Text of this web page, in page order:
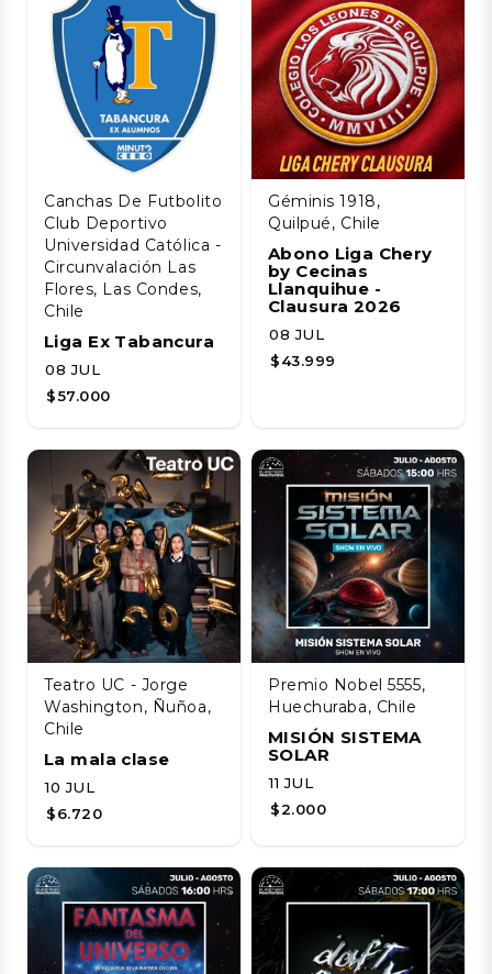
Canchas De Futbolito
Club Deportivo
Universidad Católica -
Circunvalación Las
Flores, Las Condes,
Chile
Liga Ex Tabancura
08 JUL
$57.000
Géminis 1918,
Quilpué, Chile
Abono Liga Chery
by Cecinas
Llanquihue -
Clausura 2026
08 JUL
$43.999
Teatro UC - Jorge
Washington, Ñuñoa,
Chile
La mala clase
10 JUL
$6.720
Premio Nobel 5555,
Huechuraba, Chile
MISIÓN SISTEMA
SOLAR
11 JUL
$2.000